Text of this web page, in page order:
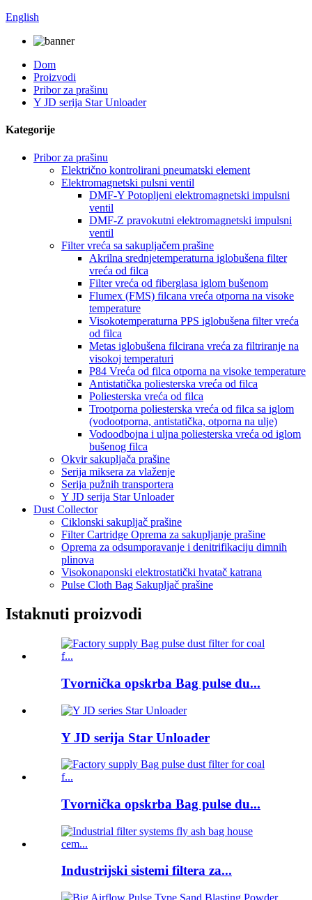
English
Dom
Proizvodi
Pribor za prašinu
Y JD serija Star Unloader
Kategorije
Pribor za prašinu
Električno kontrolirani pneumatski element
Elektromagnetski pulsni ventil
DMF-Y Potopljeni elektromagnetski impulsni
ventil
DMF-Z pravokutni elektromagnetski impulsni
ventil
Filter vreća sa sakupljačem prašine
Akrilna srednjetemperaturna iglobušena filter
vreća od filca
Filter vreća od fiberglasa iglom bušenom
Flumex (FMS) filcana vreća otporna na visoke
temperature
Visokotemperaturna PPS iglobušena filter vreća
od filca
Metas iglobušena filcirana vreća za filtriranje na
visokoj temperaturi
P84 Vreća od filca otporna na visoke temperature
Antistatička poliesterska vreća od filca
Poliesterska vreća od filca
Trootporna poliesterska vreća od filca sa iglom
(vodootporna, antistatička, otporna na ulje)
Vodoodbojna i uljna poliesterska vreća od iglom
bušenog filca
Okvir sakupljača prašine
Serija miksera za vlaženje
Serija pužnih transportera
Y JD serija Star Unloader
Dust Collector
Ciklonski sakupljač prašine
Filter Cartridge Oprema za sakupljanje prašine
Oprema za odsumporavanje i denitrifikaciju dimnih
plinova
Visokonaponski elektrostatički hvatač katrana
Pulse Cloth Bag Sakupljač prašine
Istaknuti proizvodi
Tvornička opskrba Bag pulse du...
Y JD serija Star Unloader
Tvornička opskrba Bag pulse du...
Industrijski sistemi filtera za...